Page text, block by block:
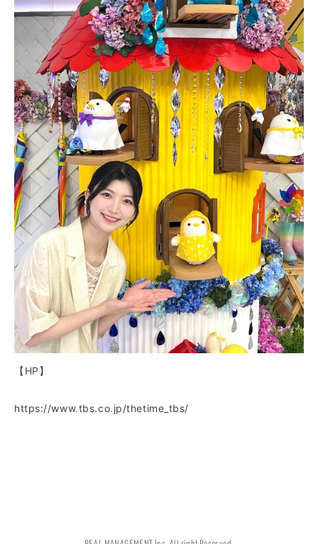
【HP】
https://www.tbs.co.jp/thetime_tbs/